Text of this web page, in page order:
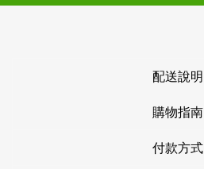
配送說明
購物指南
付款方式